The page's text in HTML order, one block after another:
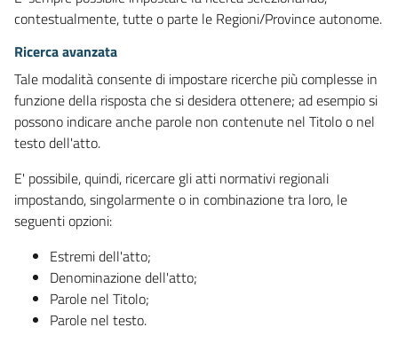
contestualmente, tutte o parte le Regioni/Province autonome.
Ricerca avanzata
Tale modalità consente di impostare ricerche più complesse in
funzione della risposta che si desidera ottenere; ad esempio si
possono indicare anche parole non contenute nel Titolo o nel
testo dell'atto.
E' possibile, quindi, ricercare gli atti normativi regionali
impostando, singolarmente o in combinazione tra loro, le
seguenti opzioni:
Estremi dell'atto;
Denominazione dell'atto;
Parole nel Titolo;
Parole nel testo.